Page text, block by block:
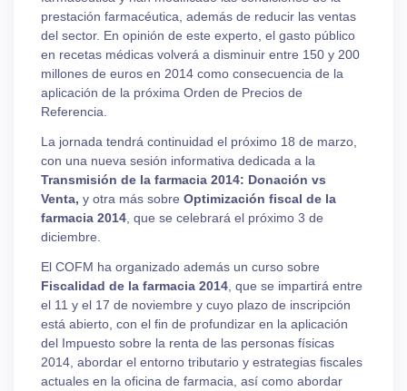
prestación farmacéutica, además de reducir las ventas
del sector. En opinión de este experto, el gasto público
en recetas médicas volverá a disminuir entre 150 y 200
millones de euros en 2014 como consecuencia de la
aplicación de la próxima Orden de Precios de
Referencia.
La jornada tendrá continuidad el próximo 18 de marzo,
con una nueva sesión informativa dedicada a la
Transmisión de la farmacia 2014: Donación vs
Venta, y otra más sobre Optimización fiscal de la
farmacia 2014 , que se celebrará el próximo 3 de
diciembre.
El COFM ha organizado además un curso sobre
Fiscalidad de la farmacia 2014 , que se impartirá entre
el 11 y el 17 de noviembre y cuyo plazo de inscripción
está abierto, con el fin de profundizar en la aplicación
del Impuesto sobre la renta de las personas físicas
2014, abordar el entorno tributario y estrategias fiscales
actuales en la oficina de farmacia, así como abordar